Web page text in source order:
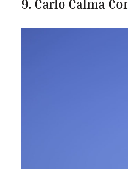
9. Carlo Calma